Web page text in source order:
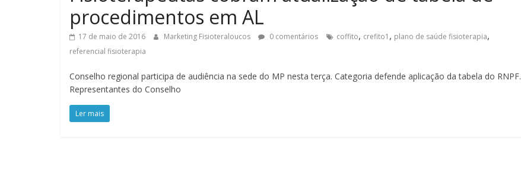
procedimentos em AL
17 de maio de 2016 Marketing Fisioteraloucos 0 comentários coffito, crefito1 , plano de saúde fisioterapia,
referencial fisioterapia
Conselho regional participa de audiência na sede do MP nesta terça. Categoria defende aplicação da tabela do RNPF.
Representantes do Conselho
Ler mais